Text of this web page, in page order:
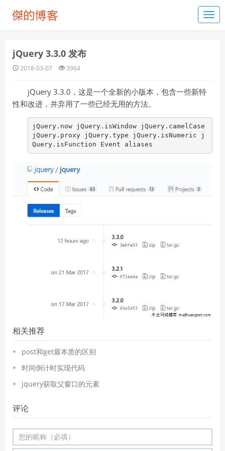
jQuery 3.3.0 发布
2018-03-07 3964
jQuery 3.3.0，这是一个全新的小版本，包含一些新特
性和改进，并弃用了一些已经无用的方法。
jQuery.now jQuery.isWindow jQuery.camelCase
jQuery.proxy jQuery.type jQuery.isNumeric j
Query.isFunction Event aliases
相关推荐
post和get最本质的区别
时间倒计时实现代码
jquery获取父窗口的元素
评论